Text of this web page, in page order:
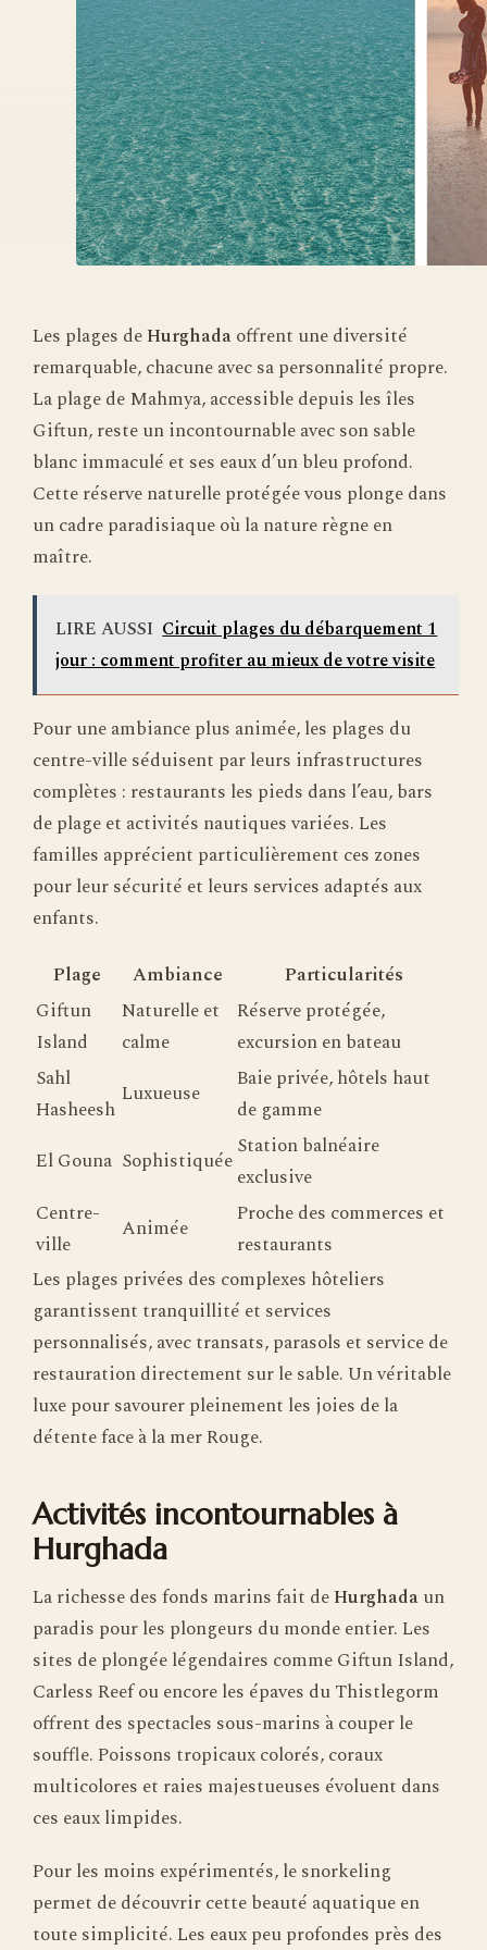
Les plages deHurghadaoffrent une diversité
remarquable, chacune avec sa personnalité propre.
La plage de Mahmya, accessible depuis les îles
Giftun, reste un incontournable avec son sable
blanc immaculé et ses eaux d’un bleu profond.
Cette réserve naturelle protégée vous plonge dans
un cadre paradisiaque où la nature règne en
maître.
LIRE AUSSI Circuit plages du débarquement 1
jour : comment profiter au mieux de votre visite
Pour une ambiance plus animée, les plages du
centre-ville séduisent par leurs infrastructures
complètes : restaurants les pieds dans l’eau, bars
de plage et activités nautiques variées. Les
familles apprécient particulièrement ces zones
pour leur sécurité et leurs services adaptés aux
enfants.
Plage
Ambiance
Particularités
Giftun
Island
Naturelle et
calme
Réserve protégée,
excursion en bateau
Sahl
Hasheesh
Luxueuse
Baie privée, hôtels haut
de gamme
El Gouna Sophistiquée
Station balnéaire
exclusive
Centre-
ville
Animée
Proche des commerces et
restaurants
Les plages privées des complexes hôteliers
garantissent tranquillité et services
personnalisés, avec transats, parasols et service de
restauration directement sur le sable. Un véritable
luxe pour savourer pleinement les joies de la
détente face à la mer Rouge.
Activités incontournables à
Hurghada
La richesse des fonds marins fait deHurghadaun
paradis pour les plongeurs du monde entier. Les
sites de plongée légendaires comme Giftun Island,
Carless Reef ou encore les épaves du Thistlegorm
offrent des spectacles sous-marins à couper le
souffle. Poissons tropicaux colorés, coraux
multicolores et raies majestueuses évoluent dans
ces eaux limpides.
Pour les moins expérimentés, le snorkeling
permet de découvrir cette beauté aquatique en
toute simplicité. Les eaux peu profondes près des